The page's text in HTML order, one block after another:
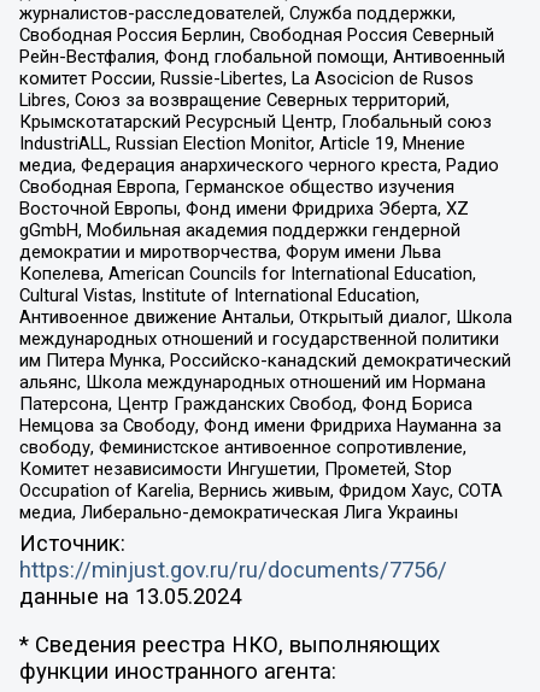
журналистов-расследователей, Служба поддержки,
Свободная Россия Берлин, Свободная Россия Северный
Рейн-Вестфалия, Фонд глобальной помощи, Антивоенный
комитет России, Russie-Libertes, La Asocicion de Rusos
Libres, Союз за возвращение Северных территорий,
Крымскотатарский Ресурсный Центр, Глобальный союз
IndustriALL, Russian Election Monitor, Article 19, Мнение
медиа, Федерация анархического черного креста, Радио
Свободная Европа, Германское общество изучения
Восточной Европы, Фонд имени Фридриха Эберта, XZ
gGmbH, Мобильная академия поддержки гендерной
демократии и миротворчества, Форум имени Льва
Копелева, American Councils for International Education,
Cultural Vistas, Institute of International Education,
Антивоенное движение Антальи, Открытый диалог, Школа
международных отношений и государственной политики
им Питера Мунка, Российско-канадский демократический
альянс, Школа международных отношений им Нормана
Патерсона, Центр Гражданских Свобод, Фонд Бориса
Немцова за Свободу, Фонд имени Фридриха Науманна за
свободу, Феминистское антивоенное сопротивление,
Комитет независимости Ингушетии, Прометей, Stop
Occupation of Karelia, Вернись живым, Фридом Хаус, СОТА
медиа, Либерально-демократическая Лига Украины
Источник:
https://minjust.gov.ru/ru/documents/7756/
данные на 13.05.2024
* Сведения реестра НКО, выполняющих
функции иностранного агента: